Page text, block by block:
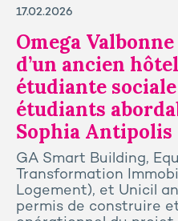
17.02.2026
Omega
d’un ancien
étudiante
étudiants
Sophia Antipolis
GA Smart Building,
Transformation
Logement), et Unicil
permis de construire